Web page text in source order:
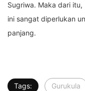
Sugriwa. Maka dari
ini sangat diperlukan
panjang.
Tags: Gurukula